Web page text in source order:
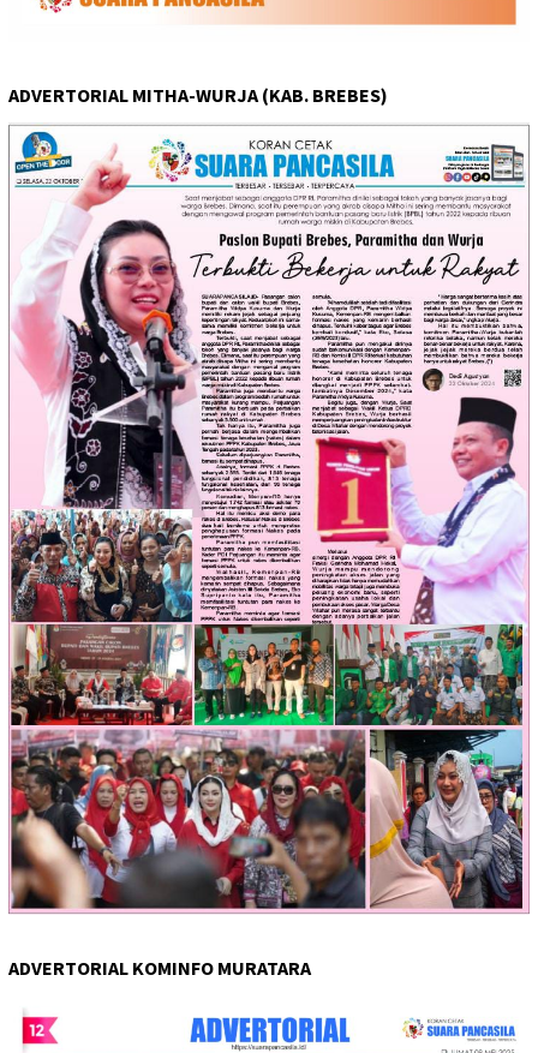
ADVERTORIAL MITHA-WURJA (KAB. BREBES)
ADVERTORIAL KOMINFO MURATARA